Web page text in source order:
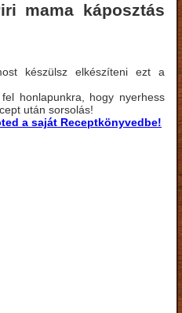
mama káposztás
készülsz elkészíteni ezt a
honlapunkra, hogy nyerhess
után sorsolás!
a saját Receptkönyvedbe!